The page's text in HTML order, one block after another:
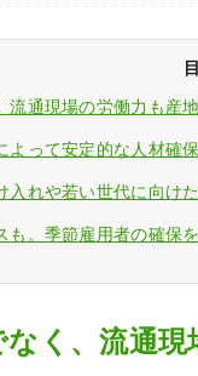
流通現場の労働力も産
よって安定的な人材確
入れや若い世代に向け
も。季節雇用者の確保
く、流通